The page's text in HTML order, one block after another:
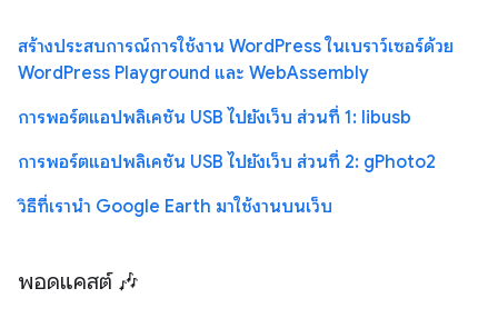
สร้างประสบการณ์การใช้งาน WordPress ในเบราว์เซอร์ด้วย
WordPress Playground และ WebAssembly
การพอร์ตแอปพลิเคชัน USB ไปยังเว็บ ส่วนที่ 1: libusb
การพอร์ตแอปพลิเคชัน USB ไปยังเว็บ ส่วนที่ 2: gPhoto2
วิธีที่เรานำ Google Earth มาใช้งานบนเว็บ
พอดแคสต์ 🎶